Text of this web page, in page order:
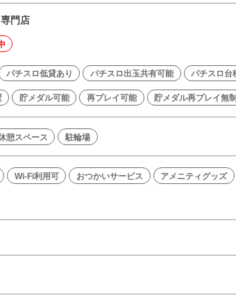
門店
パチスロ低貸あり パチスロ出玉共有可能 パチスロ台
貯メダル可能 再プレイ可能 貯メダル再プレイ無
憩スペース 駐輪場
Wi-Fi利用可 おつかいサービス アメニティグッズ